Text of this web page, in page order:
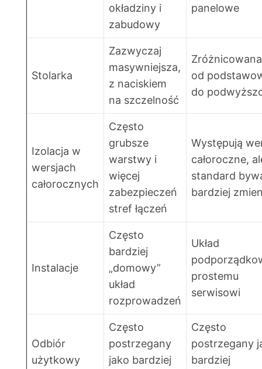
okładziny i
zabudowy
panelowe
Stolarka
Zazwyczaj
masywniejsza,
z naciskiem
na szczelność
od
do
Izolacja w
wersjach
całorocznych
Często
grubsze
warstwy i
więcej
zabezpieczeń
stref łączeń
Występują
całoroczne,
standard
bardziej
Instalacje
Często
bardziej
„domowy”
układ
rozprowadzeń
Układ
prostemu
serwisowi
Odbiór
użytkowy
Często
postrzegany
jako bardziej
Często
postrzegany
bardziej